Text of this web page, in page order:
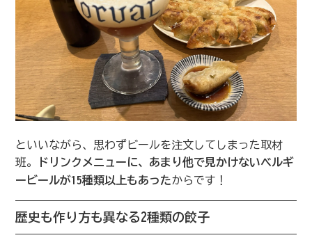
といいながら、思わずビールを注文してしまった取材
班。
ドリンクメニューに、あまり他で見かけないベルギ
ービールが15種類以上もあったからです！
歴史も作り方も異なる2種類の餃子